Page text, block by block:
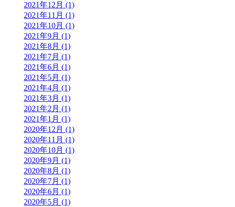
2021年12月 (1)
2021年11月 (1)
2021年10月 (1)
2021年9月 (1)
2021年8月 (1)
2021年7月 (1)
2021年6月 (1)
2021年5月 (1)
2021年4月 (1)
2021年3月 (1)
2021年2月 (1)
2021年1月 (1)
2020年12月 (1)
2020年11月 (1)
2020年10月 (1)
2020年9月 (1)
2020年8月 (1)
2020年7月 (1)
2020年6月 (1)
2020年5月 (1)